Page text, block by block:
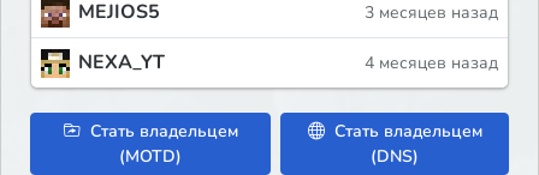
MEJIOS5 3 месяцев назад
NEXA_YT 4 месяцев назад
Стать владельцем
(MOTD)
Стать владельцем
(DNS)